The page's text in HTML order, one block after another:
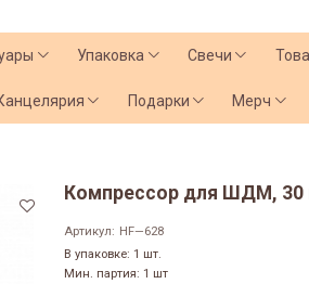
Упаковка Свечи
Подарки Мерч
Компрессор для ШДМ, 30
Артикул: HF—628
В упаковке: 1 шт.
Мин. партия: 1 шт